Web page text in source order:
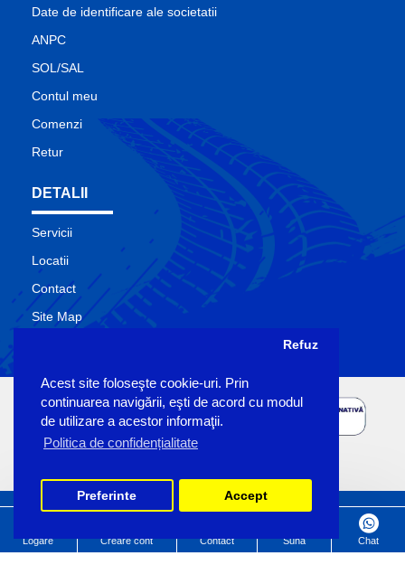
Acest site foloseşte cookie-uri. Prin
continuarea navigării, eşti de acord cu modul
de utilizare a acestor informaţii.
Politica de confidențialitate
Refuz
Preferinte Accept
Date de identificare ale societatii
ANPC
SOL/SAL
Contul meu
Comenzi
Retur
DETALII
Servicii
Locatii
Contact
Site Map
Copyright Sigemo © 2023
Logare Creare cont Contact Suna Chat